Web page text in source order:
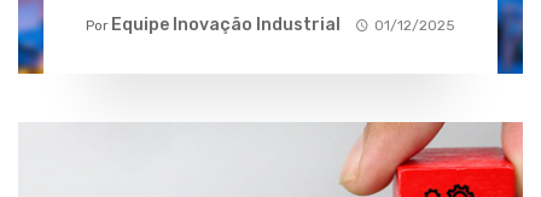
Por Equipe Inovação Industrial 01/12/2025